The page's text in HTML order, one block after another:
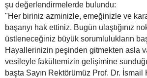
şu değerlendirmelerde bulundu:
"Her biriniz azminizle, emeğinizle ve
başarıyı hak ettiniz. Bugün ulaştığınız
üstleneceğiniz büyük sorumlulukların
Hayallerinizin peşinden gitmekten asla
vesileyle fakültemizin gelişimine
başta Sayın Rektörümüz Prof. Dr. İsmail